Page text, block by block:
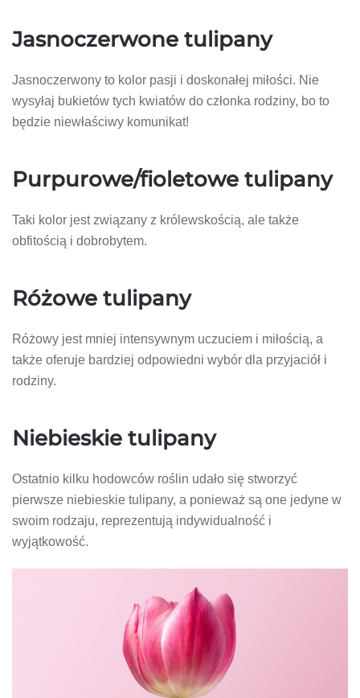
Jasnoczerwone tulipany
Jasnoczerwony to kolor pasji i doskonałej miłości. Nie
wysyłaj bukietów tych kwiatów do członka rodziny, bo to
będzie niewłaściwy komunikat!
Purpurowe/fioletowe tulipany
Taki kolor jest związany z królewskością, ale także
obfitością i dobrobytem.
Różowe tulipany
Różowy jest mniej intensywnym uczuciem i miłością, a
także oferuje bardziej odpowiedni wybór dla przyjaciół i
rodziny.
Niebieskie tulipany
Ostatnio kilku hodowców roślin udało się stworzyć
pierwsze niebieskie tulipany, a ponieważ są one jedyne w
swoim rodzaju, reprezentują indywidualność i
wyjątkowość.